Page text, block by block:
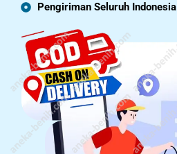
Pengiriman Seluruh Indonesia